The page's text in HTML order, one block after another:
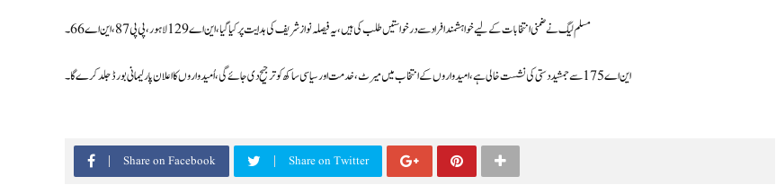
مسلم لیگ نے ضمنی انتخابات کے لیے خواہشمند افراد سے درخواستیں طلب کی ہیں، یہ فیصلہ نواز شریف کی ہدایت پر کیا گیا، این اے 129 لاہور، پی پی 87، این اے 66۔
این اے 175 سے جمشید دستی کی نشست خالی ہے، امیدواروں کے انتخاب میں میرٹ، خدمت اور سیاسی ساکھ کو ترجیح دی جائے گی، اُمیدواروں کا اعلان پارلیمانی بورڈ جلد کرے گا۔
Share on Facebook Share on Twitter